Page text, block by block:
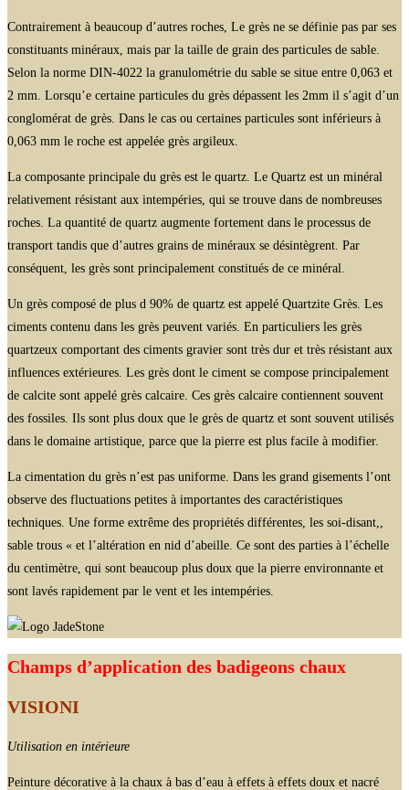
Contrairement à beaucoup d’autres roches, Le grès ne se définie pas par ses
constituants minéraux, mais par la taille de grain des particules de sable.
Selon la norme DIN-4022 la granulométrie du sable se situe entre 0,063 et
2 mm. Lorsqu’e certaine particules du grès dépassent les 2mm il s’agit d’un
conglomérat de grès. Dans le cas ou certaines particules sont inférieurs à
0,063 mm le roche est appelée grès argileux.
La composante principale du grès est le quartz. Le Quartz est un minéral
relativement résistant aux intempéries, qui se trouve dans de nombreuses
roches. La quantité de quartz augmente fortement dans le processus de
transport tandis que d’autres grains de minéraux se désintègrent. Par
conséquent, les grès sont principalement constitués de ce minéral.
Un grès composé de plus d 90% de quartz est appelé Quartzite Grès. Les
ciments contenu dans les grès peuvent variés. En particuliers les grès
quartzeux comportant des ciments gravier sont très dur et très résistant aux
influences extérieures. Les grès dont le ciment se compose principalement
de calcite sont appelé grès calcaire. Ces grès calcaire contiennent souvent
des fossiles. Ils sont plus doux que le grès de quartz et sont souvent utilisés
dans le domaine artistique, parce que la pierre est plus facile à modifier.
La cimentation du grès n’est pas uniforme. Dans les grand gisements l’ont
observe des fluctuations petites à importantes des caractéristiques
techniques. Une forme extrême des propriétés différentes, les soi-disant,,
sable trous « et l’altération en nid d’abeille. Ce sont des parties à l’échelle
du centimètre, qui sont beaucoup plus doux que la pierre environnante et
sont lavés rapidement par le vent et les intempéries.
Champs d’application des badigeons chaux
VISIONI
Utilisation en intérieure
Peinture décorative à la chaux à bas d’eau à effets à effets doux et nacré